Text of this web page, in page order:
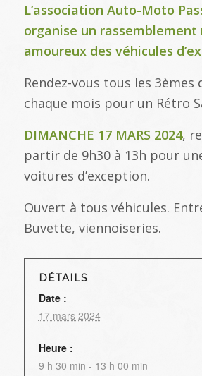
L’association Auto-Moto
organise un rassemblement
amoureux des véhicules
Rendez-vous tous les 3èmes
chaque mois pour un Rétro
DIMANCHE 17 MARS 2024,
partir de 9h30 à 13h pour
voitures d’exception.
Ouvert à tous véhicules.
Buvette, viennoiseries.
DÉTAILS
Date :
17 mars 2024
Heure :
9 h 30 min - 13 h 00 min